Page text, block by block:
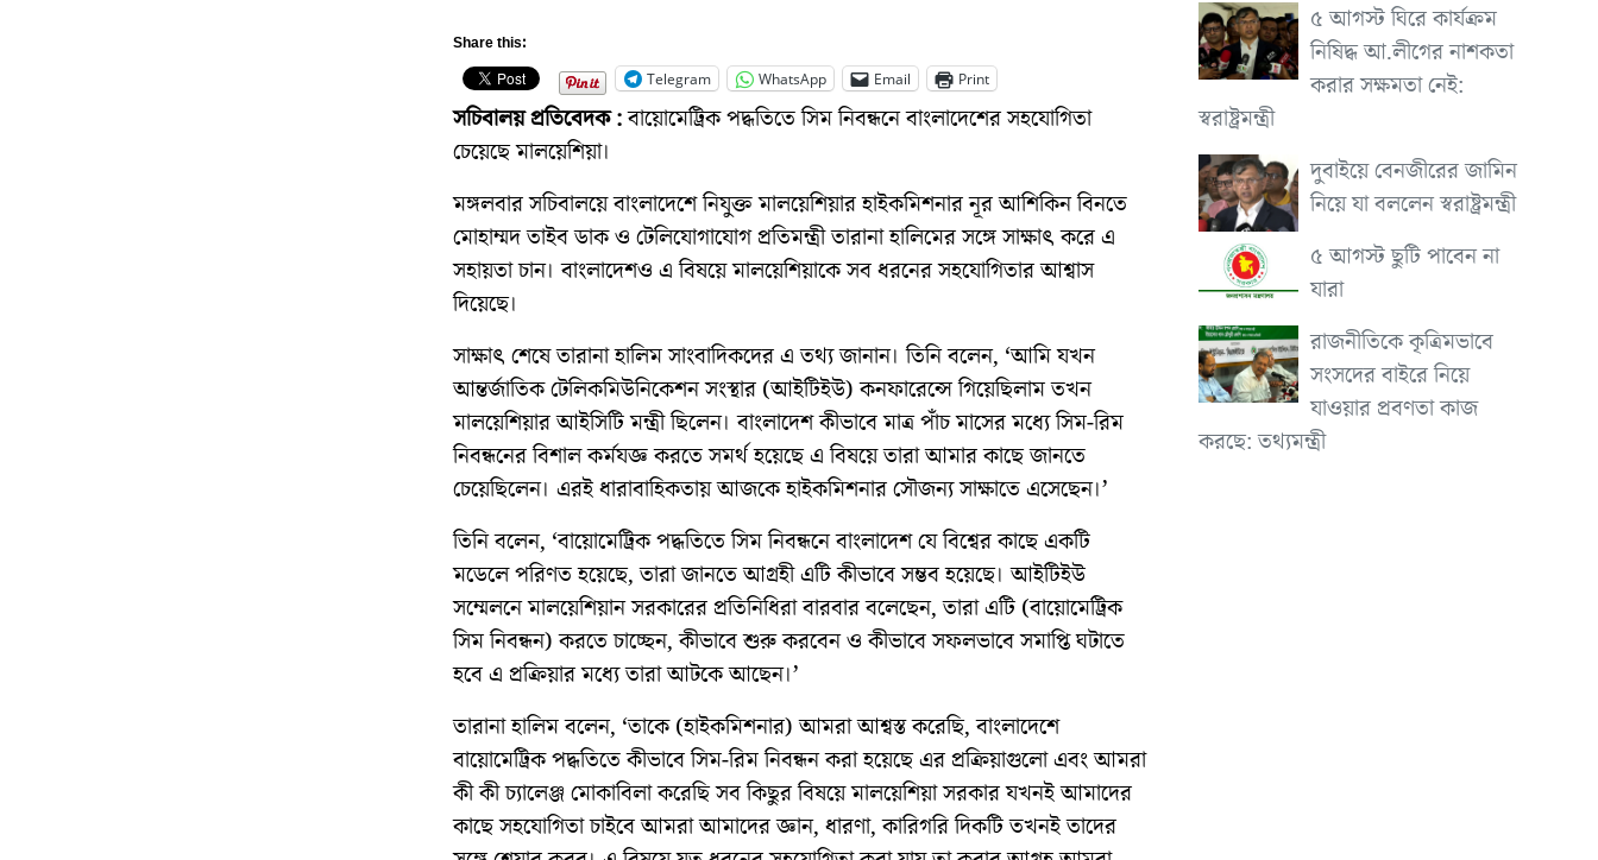
Share this:
Telegram
WhatsApp Email Print
সচিবালয় প্রতিবেদক :বায়োমেট্রিক পদ্ধতিতে সিম নিবন্ধনে বাংলাদেশের সহযোগিতা
চেয়েছে মালয়েশিয়া।
মঙ্গলবার সচিবালয়ে বাংলাদেশে নিযুক্ত মালয়েশিয়ার হাইকমিশনার নূর আশিকিন বিনতে
মোহাম্মদ তাইব ডাক ও টেলিযোগাযোগ প্রতিমন্ত্রী তারানা হালিমের সঙ্গে সাক্ষাৎ করে এ
সহায়তা চান। বাংলাদেশও এ বিষয়ে মালয়েশিয়াকে সব ধরনের সহযোগিতার আশ্বাস
দিয়েছে।
সাক্ষাৎ শেষে তারানা হালিম সাংবাদিকদের এ তথ্য জানান। তিনি বলেন, ‘আমি যখন
আন্তর্জাতিক টেলিকমিউনিকেশন সংস্থার (আইটিইউ) কনফারেন্সে গিয়েছিলাম তখন
মালয়েশিয়ার আইসিটি মন্ত্রী ছিলেন। বাংলাদেশ কীভাবে মাত্র পাঁচ মাসের মধ্যে সিম-রিম
নিবন্ধনের বিশাল কর্মযজ্ঞ করতে সমর্থ হয়েছে এ বিষয়ে তারা আমার কাছে জানতে
চেয়েছিলেন। এরই ধারাবাহিকতায় আজকে হাইকমিশনার সৌজন্য সাক্ষাতে এসেছেন।’
তিনি বলেন, ‘বায়োমেট্রিক পদ্ধতিতে সিম নিবন্ধনে বাংলাদেশ যে বিশ্বের কাছে একটি
মডেলে পরিণত হয়েছে, তারা জানতে আগ্রহী এটি কীভাবে সম্ভব হয়েছে। আইটিইউ
সম্মেলনে মালয়েশিয়ান সরকারের প্রতিনিধিরা বারবার বলেছেন, তারা এটি (বায়োমেট্রিক
সিম নিবন্ধন) করতে চাচ্ছেন, কীভাবে শুরু করবেন ও কীভাবে সফলভাবে সমাপ্তি ঘটাতে
হবে এ প্রক্রিয়ার মধ্যে তারা আটকে আছেন।’
তারানা হালিম বলেন, ‘তাকে (হাইকমিশনার) আমরা আশ্বস্ত করেছি, বাংলাদেশে
বায়োমেট্রিক পদ্ধতিতে কীভাবে সিম-রিম নিবন্ধন করা হয়েছে এর প্রক্রিয়াগুলো এবং আমরা
কী কী চ্যালেঞ্জ মোকাবিলা করেছি সব কিছুর বিষয়ে মালয়েশিয়া সরকার যখনই আমাদের
কাছে সহযোগিতা চাইবে আমরা আমাদের জ্ঞান, ধারণা, কারিগরি দিকটি তখনই তাদের
৫ আগস্ট ঘিরে কার্যক্রম
নিষিদ্ধ আ.লীগের নাশকতা
করার সক্ষমতা নেই:
স্বরাষ্ট্রমন্ত্রী
দুবাইয়ে বেনজীরের জামিন
নিয়ে যা বললেন স্বরাষ্ট্রমন্ত্রী
৫ আগস্ট ছুটি পাবেন না
যারা
রাজনীতিকে কৃত্রিমভাবে
সংসদের বাইরে নিয়ে
যাওয়ার প্রবণতা কাজ
করছে: তথ্যমন্ত্রী